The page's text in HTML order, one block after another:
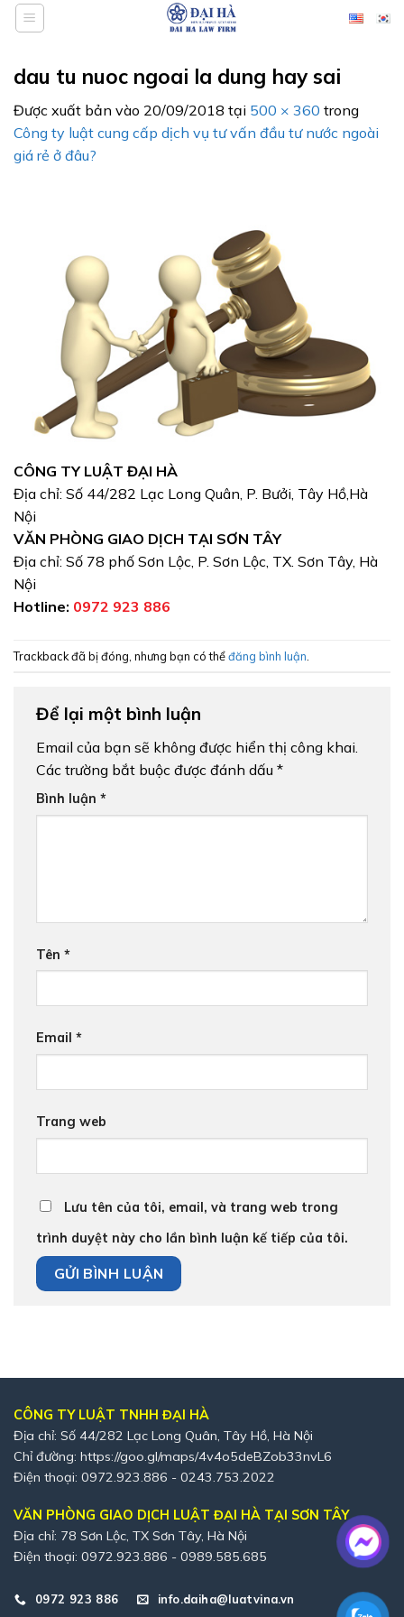
Bỏ
qua
dungdau tu nuoc ngoai la dung hay sai
Được xuất bản vào 20/09/2018 tại 500 × 360 trong
Công ty luật cung cấp dịch vụ tư vấn đầu tư nước ngoài
giá rẻ ở đâu?
CÔNG TY LUẬT ĐẠI HÀ
Địa chỉ: Số 44/282 Lạc Long Quân, P. Bưởi, Tây Hồ,Hà
Nội
VĂN PHÒNG GIAO DỊCH TẠI SƠN TÂY
Địa chỉ: Số 78 phố Sơn Lộc, P. Sơn Lộc, TX. Sơn Tây, Hà
Nội
Hotline: 0972 923 886
Trackback đã bị đóng, nhưng bạn có thểđăng bình luận
Để lại một bình luận
Email của bạn sẽ không được hiển thị công khai.
Các trường bắt buộc được đánh dấu *
Bình luận *
Tên *
Email *
Trang web
Lưu tên của tôi, email, và trang web trong
trình duyệt này cho lần bình luận kế tiếp của tôi.
CÔNG TY LUẬT TNHH ĐẠI HÀ
Địa chỉ: Số 44/282 Lạc Long Quân, Tây Hồ, Hà Nội
Chỉ đường: https://goo.gl/maps/4v4o5deBZob33nvL6
Điện thoại: 0972.923.886 - 0243.753.2022
VĂN PHÒNG GIAO DỊCH LUẬT ĐẠI HÀ TẠI SƠN TÂY
Địa chỉ: 78 Sơn Lộc, TX Sơn Tây, Hà Nội
Điện thoại: 0972.923.886 - 0989.585.685
0972 923 886 info.daiha@luatvina.vn